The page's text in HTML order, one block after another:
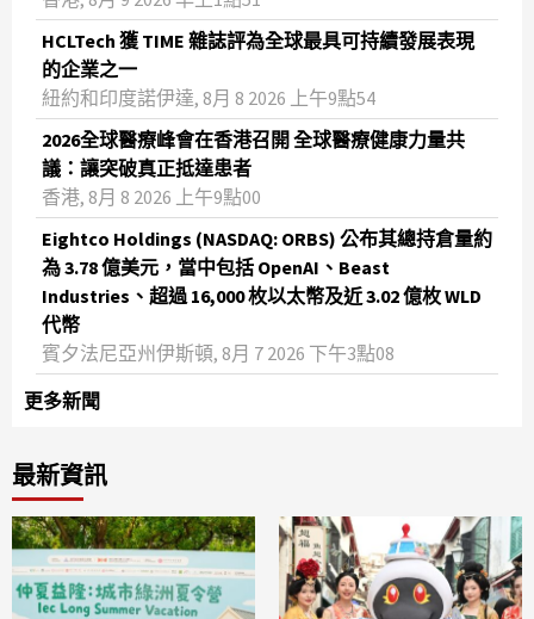
HCLTech 獲 TIME 雜誌評為全球最具可持續發展表現
的企業之一
紐約和印度諾伊達, 8月 8 2026 上午9點54
2026全球醫療峰會在香港召開 全球醫療健康力量共
議：讓突破真正抵達患者
香港, 8月 8 2026 上午9點00
Eightco Holdings (NASDAQ: ORBS) 公布其總持倉量約
為 3.78 億美元，當中包括 OpenAI、Beast
Industries、超過 16,000 枚以太幣及近 3.02 億枚 WLD
代幣
賓夕法尼亞州伊斯頓, 8月 7 2026 下午3點08
更多新聞
最新資訊